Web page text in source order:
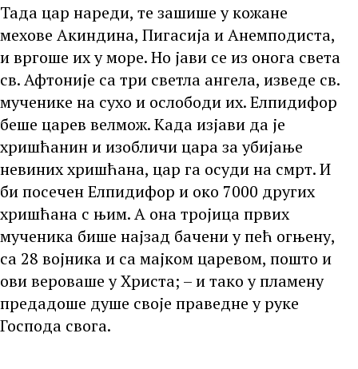
Тада цар нареди, те зашише у кожане
мехове Акиндина, Пигасија и Анемподиста,
и вргоше их у море. Но јави се из онога света
св. Афтоније са три светла ангела, изведе св.
мученике на сухо и ослободи их. Елпидифор
беше царев велмож. Када изјави да је
хришћанин и изобличи цара за убијање
невиних хришћана, цар га осуди на смрт. И
би посечен Елпидифор и око 7000 других
хришћана с њим. А она тројица првих
мученика бише најзад бачени у пећ огњену,
са 28 војника и са мајком царевом, пошто и
ови вероваше у Христа; – и тако у пламену
предадоше душе своје праведне у руке
Господа свога.